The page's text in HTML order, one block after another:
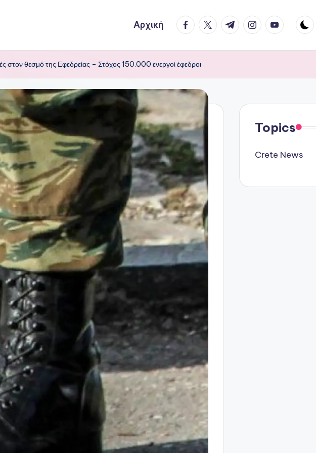
Αρχική facebook.com
twitter.com
t.me instagram.com
youtube.com
στον θεσμό της Εφεδρείας – Στόχος 150.000 ενεργοί έφεδροι
Topics
Crete News